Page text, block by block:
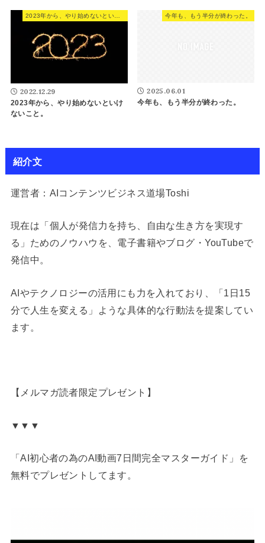
2022.12.29
2023年から、やり始めないといけ
ないこと。
今年も、もう半分が終わった。
2025.06.01
今年も、もう半分が終わった。
紹介文
運営者：AIコンテンツビジネス道場Toshi
現在は「個人が発信力を持ち、自由な生き方を実現す
る」ためのノウハウを、電子書籍やブログ・YouTubeで
発信中。
AIやテクノロジーの活用にも力を入れており、「1日15
分で人生を変える」ような具体的な行動法を提案してい
ます。
【メルマガ読者限定プレゼント】
▼▼▼
「AI初心者の為のAI動画7日間完全マスターガイド」を
無料でプレゼントしてます。